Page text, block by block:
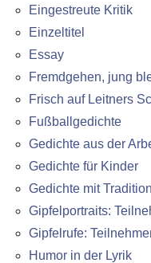
Eingestreute Kritik
Einzeltitel
Essay
Fremdgehen, jung
Frisch auf Leitners
Fußballgedichte
Gedichte aus der
Gedichte für Kinder
Gedichte mit Tradition
Gipfelportraits:
Gipfelrufe:
Humor in der Lyrik